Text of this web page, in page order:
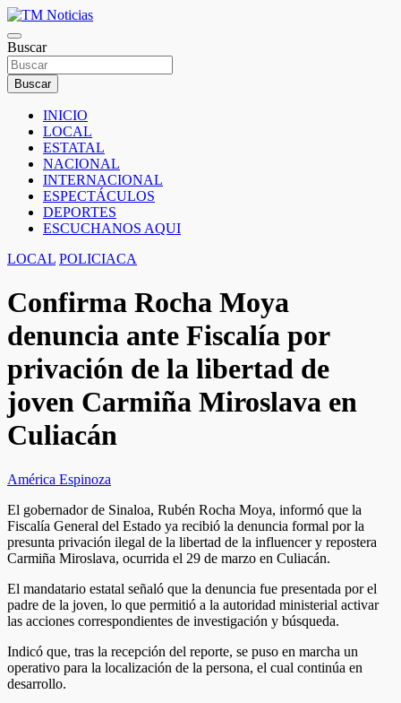
Saltar
al
contenido
TM Noticias
TM Noticias
Buscar
Buscar
INICIO
LOCAL
ESTATAL
NACIONAL
INTERNACIONAL
ESPECTÁCULOS
DEPORTES
ESCUCHANOS AQUI
LOCAL POLICIACA
Confirma Rocha Moya
denuncia ante Fiscalía por
privación de la libertad de
joven Carmiña Miroslava en
Culiacán
América Espinoza
El gobernador de Sinaloa, Rubén Rocha Moya, informó que la
Fiscalía General del Estado ya recibió la denuncia formal por la
presunta privación ilegal de la libertad de la influencer y repostera
Carmiña Miroslava, ocurrida el 29 de marzo en Culiacán.
El mandatario estatal señaló que la denuncia fue presentada por el
padre de la joven, lo que permitió a la autoridad ministerial activar
las acciones correspondientes de investigación y búsqueda.
Indicó que, tras la recepción del reporte, se puso en marcha un
operativo para la localización de la persona, el cual continúa en
desarrollo.